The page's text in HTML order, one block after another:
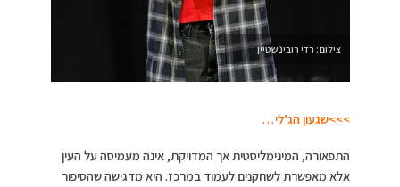
צילום: רדי רובינשטיין
>>>שגעון הג’לי…
התפאורה, המינימליסטית אך המדויקת, אינה מעמיסה על העין
אלא מאפשרת לשחקנים לעמוד במרכז. היא מדגישה שהסיפור